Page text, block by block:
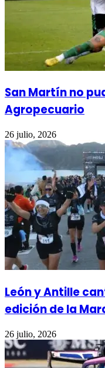
San Martín no
Agropecuario
26 julio, 2026
León y Antille
edición de la
26 julio, 2026